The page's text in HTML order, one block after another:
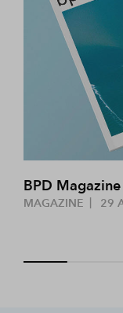
BPD
MAGAZINE 29